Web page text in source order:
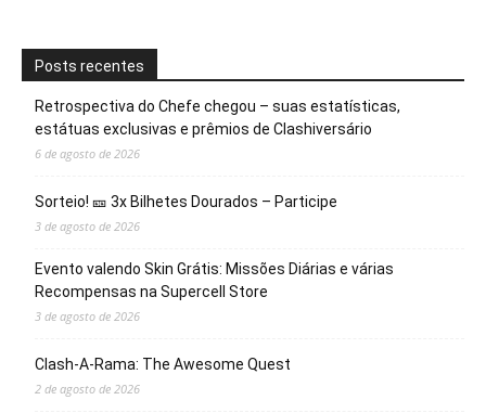
Posts recentes
Retrospectiva do Chefe chegou – suas estatísticas,
estátuas exclusivas e prêmios de Clashiversário
6 de agosto de 2026
Sorteio! 🎫 3x Bilhetes Dourados – Participe
3 de agosto de 2026
Evento valendo Skin Grátis: Missões Diárias e várias
Recompensas na Supercell Store
3 de agosto de 2026
Clash-A-Rama: The Awesome Quest
2 de agosto de 2026